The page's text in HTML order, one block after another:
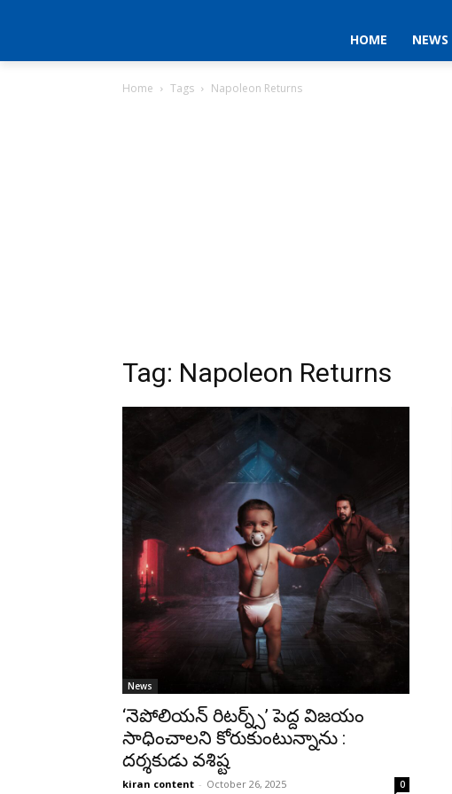
HOME NEWS
Home Tags Napoleon Returns
Tag: Napoleon Returns
News
‘నెపోలియన్ రిటర్న్స్’ పెద్ద విజయం
సాధించాలని కోరుకుంటున్నాను :
దర్శకుడు వశిష్ట
kiran content - October 26, 2025 0